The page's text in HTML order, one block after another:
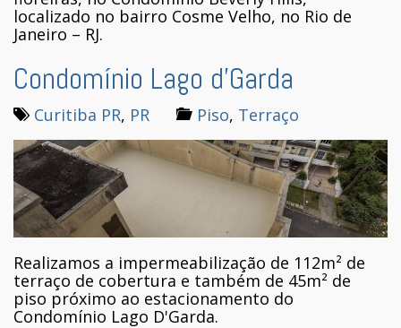
localizado no bairro Cosme Velho, no Rio de
Janeiro – RJ.
Condomínio Lago d’Garda
Curitiba PR, PR Piso, Terraço
Realizamos a impermeabilização de 112m² de
terraço de cobertura e também de 45m² de
piso próximo ao estacionamento do
Condomínio Lago D'Garda.